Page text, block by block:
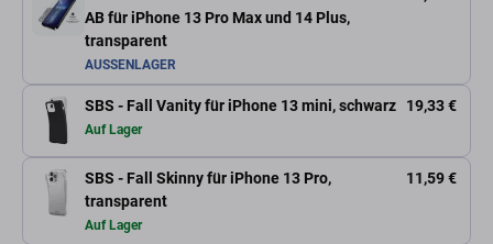
AB für iPhone 13 Pro Max und 14 Plus,
transparent
AUSSENLAGER
SBS - Fall Vanity für iPhone 13 mini, schwarz 19,33 €
Auf Lager
SBS - Fall Skinny für iPhone 13 Pro,
transparent
11,59 €
Auf Lager